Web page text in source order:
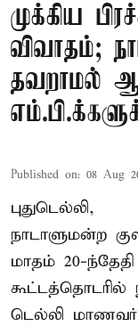
முக்கிய
விவாதம்;
தவறாமல்
Published on: 08 Aug
புதுடெல்லி,
நாடாளுமன்ற
மாதம் 20-
கூட்டத்தொடரில்
டெல்லி மாணவர்